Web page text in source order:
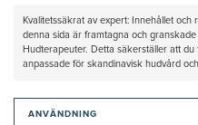
Kvalitetssäkrat av expert: Innehållet och
denna sida är framtagna och
Hudterapeuter. Detta säkerställer att du
anpassade för skandinavisk hudvård
ANVÄNDNING